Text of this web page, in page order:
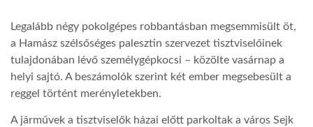
Legalább négy pokolgépes robbantásban megsemmisült öt,
a Hamász szélsőséges palesztin szervezet tisztviselőinek
tulajdonában lévő személygépkocsi – közölte vasárnap a
helyi sajtó. A beszámolók szerint két ember megsebesült a
reggel történt merényletekben.
A járművek a tisztviselők házai előtt parkoltak a város Sejk